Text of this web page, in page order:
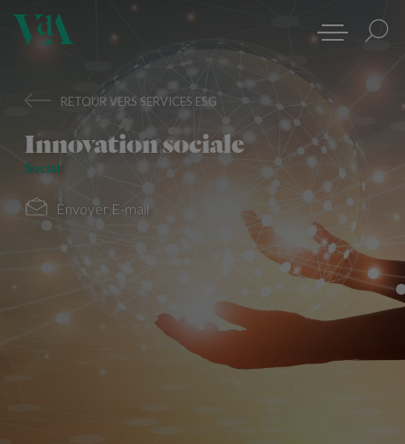
RETOUR VERS SERVICES ESG
Innovation sociale
Social
Envoyer E-mail